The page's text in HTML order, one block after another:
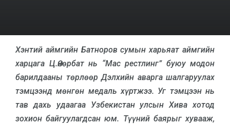
Хэнтий аймгийн Батноров сумын харьяат аймгийн
харцага Ц.Өнөрбат нь “Мас рестлинг” буюу модон
барилдааны төрлөөр Дэлхийн аварга шалгаруулах
тэмцээнд мөнгөн медаль хүртжээ. Уг тэмцээн нь
тав дахь удаагаа Узбекистан улсын Хива хотод
зохион байгуулагдсан юм. Түүний баярыг хувааж,